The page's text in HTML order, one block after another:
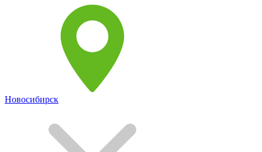
Новосибирск